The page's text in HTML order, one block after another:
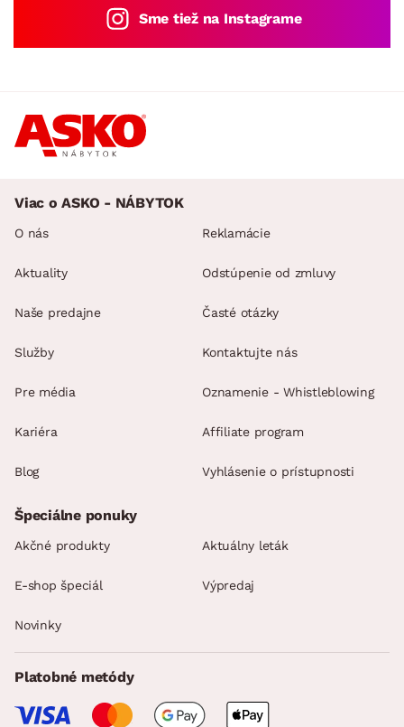
Sme tiež na Instagrame
Viac o ASKO - NÁBYTOK
O nás
Aktuality
Naše predajne
Služby
Pre média
Kariéra
Blog
Reklamácie
Odstúpenie od zmluvy
Časté otázky
Kontaktujte nás
Oznamenie - Whistleblowing
Affiliate program
Vyhlásenie o prístupnosti
Špeciálne ponuky
Akčné produkty Aktuálny leták
E-shop špeciál Výpredaj
Novinky
Platobné metódy